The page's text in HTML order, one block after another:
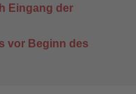
Eingang der
vor Beginn des